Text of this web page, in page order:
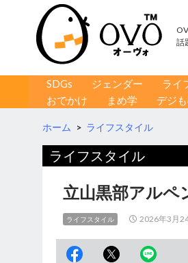
話
コンテンツへ移動
SDGs ジェンダー ライ
おでかけ
まめ学 デジ
ホーム > ライフスタイル
ライフスタイル
立山黒部アル
ライフスタイル 2026年3月